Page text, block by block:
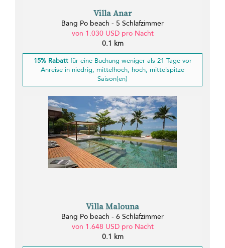
Villa Anar
Bang Po beach - 5 Schlafzimmer
von 1.030 USD pro Nacht
0.1 km
15% Rabattfür eine Buchung weniger als 21 Tage vor
Anreise in niedrig, mittelhoch, hoch, mittelspitze
Saison(en)
Villa Malouna
Bang Po beach - 6 Schlafzimmer
von 1.648 USD pro Nacht
0.1 km